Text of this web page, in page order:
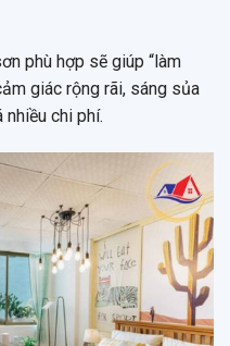
phù hợp sẽ giúp “làm
giác rộng rãi, sáng sủa
nhiều chi phí.